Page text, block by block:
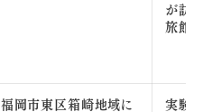
が訪
旅館
福岡市東区箱崎地域に
実験